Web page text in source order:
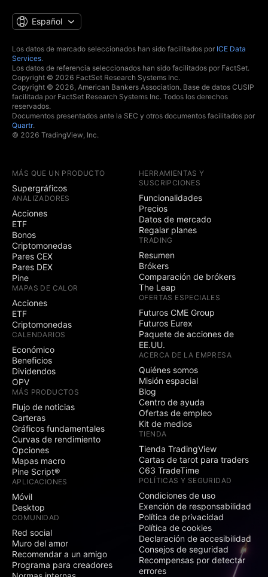
Español
Los datos de mercado seleccionados han sido facilitados por ICE Data
Services.
Los datos de referencia seleccionados han sido facilitados por FactSet.
Copyright © 2026 FactSet Research Systems Inc.
Copyright © 2026, American Bankers Association. Base de datos CUSIP
facilitada por FactSet Research Systems Inc. Todos los derechos
reservados.
Documentos presentados ante la SEC y otros documentos facilitados por
Quartr.
© 2026 TradingView, Inc.
MÁS QUE UN PRODUCTO
Supergráficos
ANALIZADORES
Acciones
ETF
Bonos
Criptomonedas
Pares CEX
Pares DEX
Pine
MAPAS DE CALOR
Acciones
ETF
Criptomonedas
CALENDARIOS
Económico
Beneficios
Dividendos
OPV
MÁS PRODUCTOS
Flujo de noticias
Carteras
Gráficos fundamentales
Curvas de rendimiento
Opciones
Mapas macro
Pine Script®
APLICACIONES
Móvil
Desktop
COMUNIDAD
Red social
Muro del amor
Recomendar a un amigo
Programa para creadores
HERRAMIENTAS Y
SUSCRIPCIONES
Funcionalidades
Precios
Datos de mercado
Regalar planes
TRADING
Resumen
Brókers
Comparación de brókers
The Leap
OFERTAS ESPECIALES
Futuros CME Group
Futuros Eurex
Paquete de acciones de
EE.UU.
ACERCA DE LA EMPRESA
Quiénes somos
Misión espacial
Blog
Centro de ayuda
Ofertas de empleo
Kit de medios
TIENDA
Tienda TradingView
Cartas de tarot para traders
C63 TradeTime
POLÍTICAS Y SEGURIDAD
Condiciones de uso
Exención de responsabilidad
Política de privacidad
Política de cookies
Declaración de accesibilidad
Consejos de seguridad
Recompensas por detectar
errores